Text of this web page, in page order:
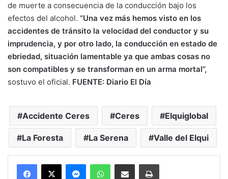
de muerte a consecuencia de la conducción bajo los
efectos del alcohol. “Una vez más hemos visto en los
accidentes de tránsito la velocidad del conductor y su
imprudencia, y por otro lado, la conducción en estado de
ebriedad, situación lamentable ya que ambas cosas no
son compatibles y se transforman en un arma mortal”,
sostuvo el oficial. FUENTE: Diario El Día
Accidente Ceres Ceres Elquiglobal
La Foresta La Serena Valle del Elqui
MessengerWhatsAppCompartir por correo electrónicoImprimir